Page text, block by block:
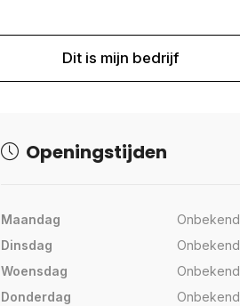
Dit is mijn bedrijf
Openingstijden
Maandag
Onbekend
Dinsdag
Onbekend
Woensdag
Onbekend
Donderdag
Onbekend